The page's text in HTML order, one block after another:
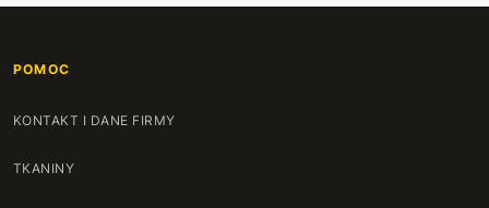
POMOC
KONTAKT I DANE FIRMY
TKANINY